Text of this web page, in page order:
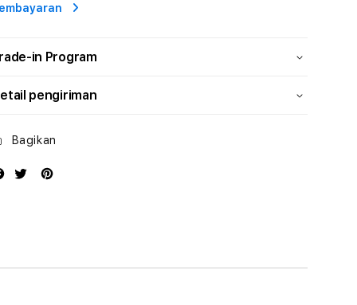
in Program
pengiriman
Bagikan